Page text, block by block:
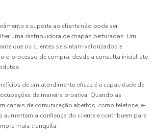
e suporte ao cliente não pode ser
uma distribuidora de chapas perfuradas. Um
que os clientes se sintam valorizados e
o processo de compra, desde a consulta inicial até
de um atendimento eficaz é a capacidade de
de maneira proativa. Quando as
canais de comunicação abertos, como telefone, e-
aumentam a confiança do cliente e contribuem para
mais tranquila.